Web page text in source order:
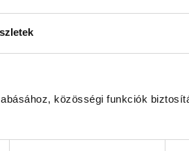
közösségi funkciók